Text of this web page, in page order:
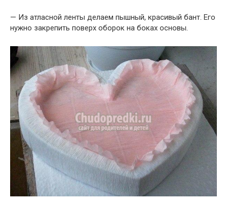
— Из атласной ленты делаем пышный, красивый бант. Его
нужно закрепить поверх оборок на боках основы.